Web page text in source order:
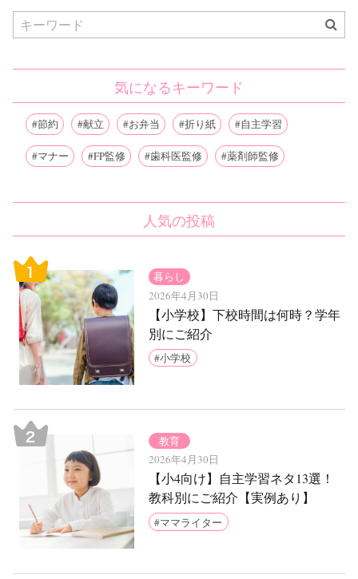
for:
気になるキーワード
節約 献立 お弁当 折り紙 自主学習
マナー FP監修 歯科医監修 薬剤師監修
人気の投稿
暮らし
2026年4月30日
【小学校】下校時間は何時？学年
別にご紹介
小学校
教育
2026年4月30日
【小4向け】自主学習ネタ13選！
教科別にご紹介【実例あり】
ママライター